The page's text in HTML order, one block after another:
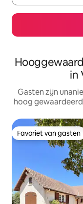
in
Gasten zijn
hoog
Favoriet van gasten
Favoriet van gasten